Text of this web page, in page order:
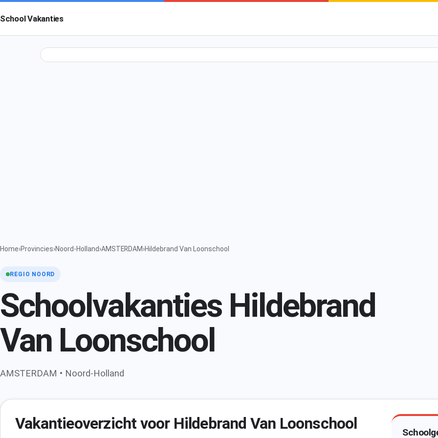
School Vakanties
Home›Provincies›Noord-Holland›AMSTERDAM›Hildebrand Van Loonschool
REGIO NOORD
Schoolvakanties Hildebrand
Van Loonschool
AMSTERDAM • Noord-Holland
Vakantieoverzicht voor Hildebrand Van Loonschool